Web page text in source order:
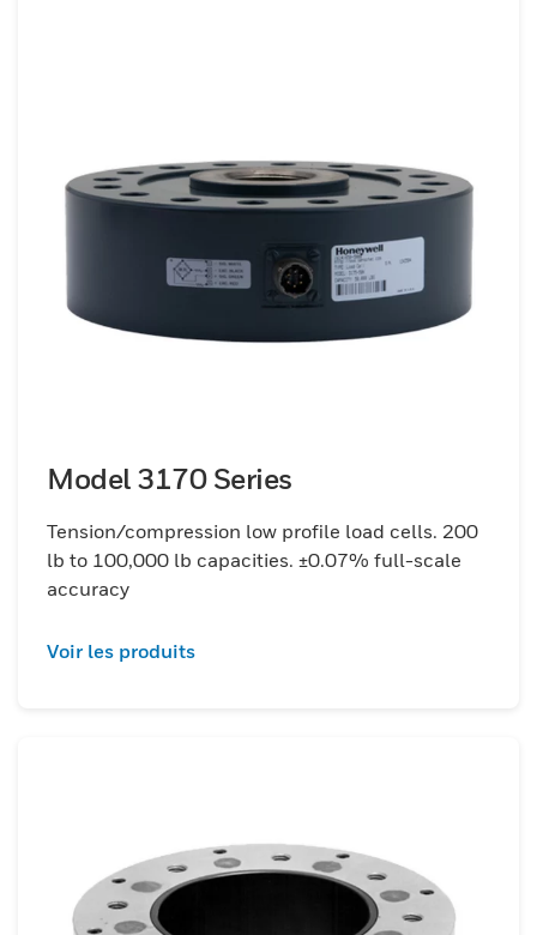
Model 3170 Series
Tension/compression low profile load cells. 200
lb to 100,000 lb capacities. ±0.07% full-scale
accuracy
Voir les produits